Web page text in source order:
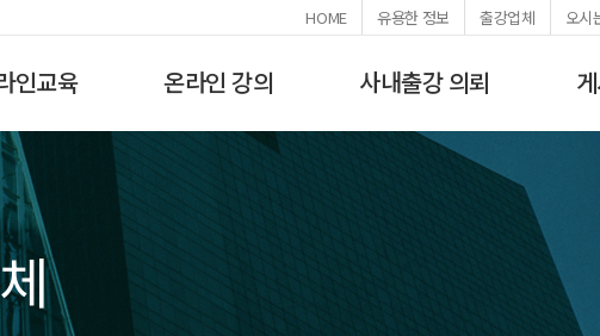
HOME 유용한 정보 출강업체 오시
인교육 온라인 강의 사내출강 의뢰